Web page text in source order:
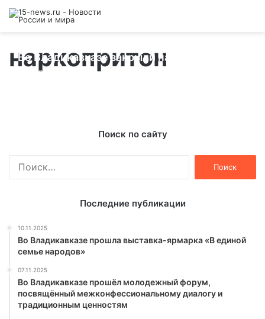
наркопритон
Во Владикавказе закрыли наркопритон
07.09.2016
Поиск по сайту
Последние публикации
10.11.2025
Во Владикавказе прошла выставка-ярмарка «В единой
семье народов»
07.11.2025
Во Владикавказе прошёл молодежный форум,
посвящённый межконфессиональному диалогу и
традиционным ценностям